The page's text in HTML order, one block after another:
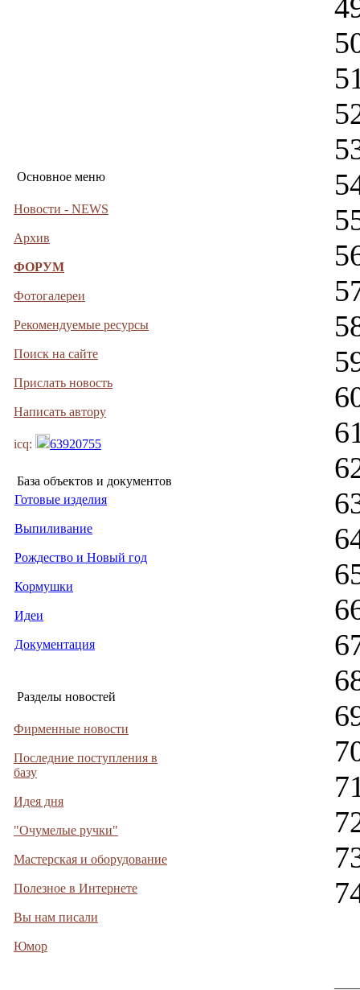
Основное меню
Новости - NEWS
Архив
ФОРУМ
Фотогалереи
Рекомендуемые ресурсы
Поиск на сайте
Прислать новость
Написать автору
icq: 63920755
База объектов и документов
Готовые изделия
Выпиливание
Рождество и Новый год
Кормушки
Идеи
Документация
Разделы новостей
Фирменные новости
Последние поступления в
базу
Идея дня
"Очумелые ручки"
Мастерская и оборудование
Полезное в Интернете
Вы нам писали
Юмор